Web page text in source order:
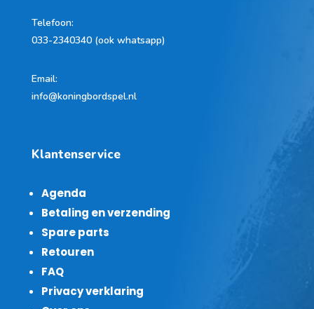
Telefoon:
033-2340340 (ook whatsapp)
Email:
info@koningbordspel.nl
Klantenservice
Agenda
Betaling en verzending
Spare parts
Retouren
FAQ
Privacy verklaring